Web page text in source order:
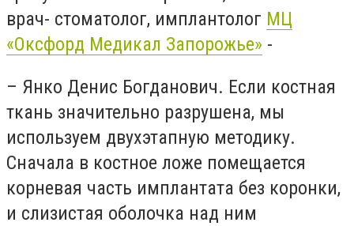
врач- стоматолог, имплантолог МЦ
«Оксфорд Медикал Запорожье» -
– Янко Денис Богданович. Если костная
ткань значительно разрушена, мы
используем двухэтапную методику.
Сначала в костное ложе помещается
корневая часть имплантата без коронки,
и слизистая оболочка над ним